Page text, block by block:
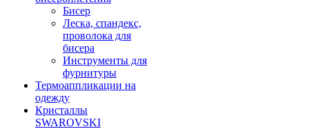
Бисер
Леска, спандекс,
проволока для
бисера
Инструменты для
фурнитуры
Термоаппликации на
одежду
Кристаллы
SWAROVSKI